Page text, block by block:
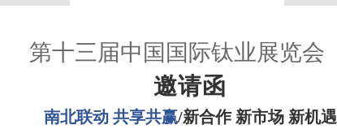
第十三届中国国际钛业展览会
邀请函
南北联动 共享共赢/新合作 新市场 新机遇